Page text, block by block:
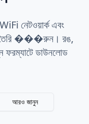
নেটওয়ার্ক এবং
���রুন। রঙ,
ফরম্যাটে ডাউনলোড
আরও জানুন